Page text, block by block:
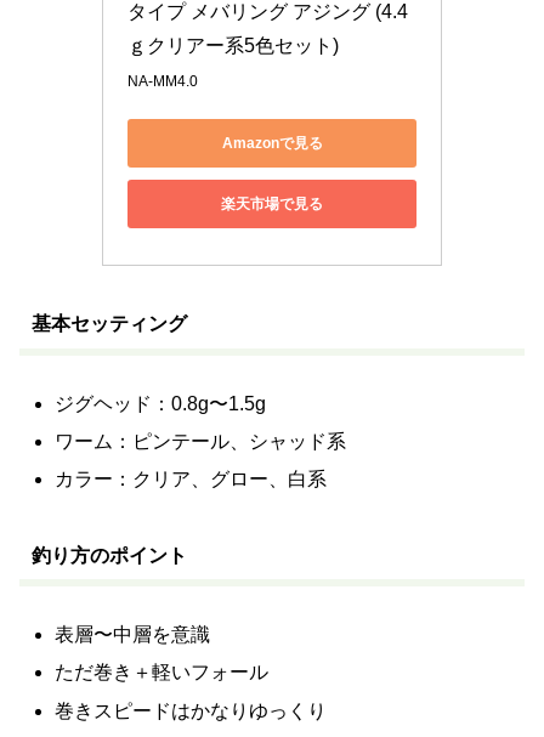
タイプ メバリング アジング (4.4
ｇクリアー系5色セット)
NA-MM4.0
Amazonで見る
楽天市場で見る
基本セッティング
ジグヘッド：0.8g〜1.5g
ワーム：ピンテール、シャッド系
カラー：クリア、グロー、白系
釣り方のポイント
表層〜中層を意識
ただ巻き＋軽いフォール
巻きスピードはかなりゆっくり